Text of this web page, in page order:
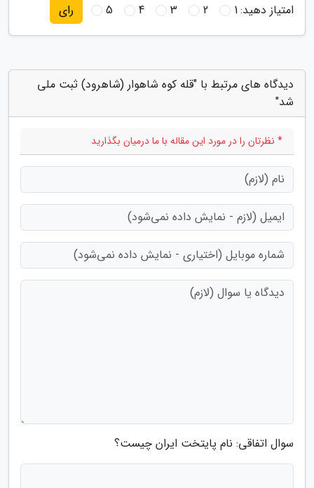
امتیاز دهید:1
2
3
4
5 رای
دیدگاه های مرتبط با "قله کوه شاهوار (شاهرود) ثبت ملی
شد"
* نظرتان را در مورد این مقاله با ما درمیان بگذارید
سوال اتفاقی: نام پایتخت ایران چیست؟